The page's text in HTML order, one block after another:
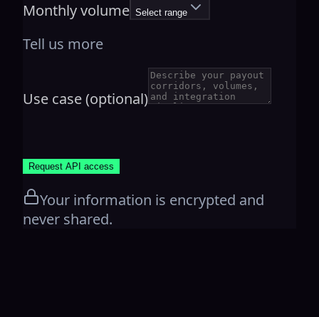
Monthly volume Select range
Tell us more
Use case (optional)
Request API access
Your information is encrypted and
never shared.